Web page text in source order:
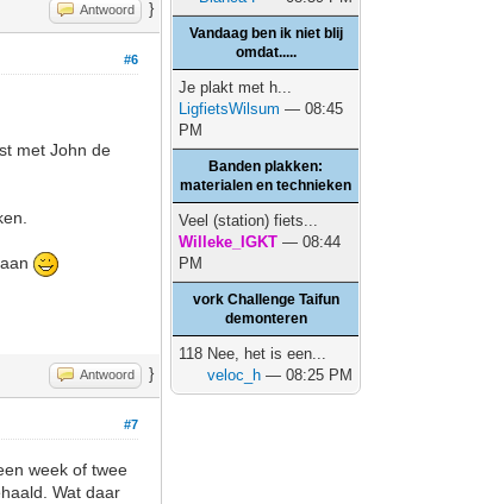
Antwoord }
#6
met John de
Antwoord }
#7
week of twee
Wat daar
Vandaag ben ik niet blij
omdat.....
Je plakt met h...
LigfietsWilsum — 08:45
PM
Banden plakken:
materialen en technieken
Veel (station) fiets...
Willeke_IGKT — 08:44
PM
vork Challenge Taifun
demonteren
118 Nee, het is een...
veloc_h — 08:25 PM